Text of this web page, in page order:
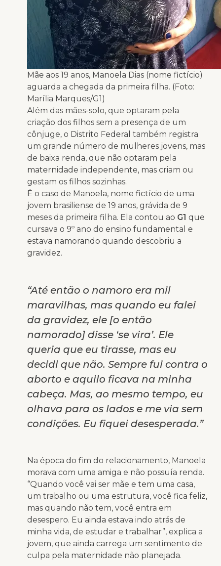
Mãe aos 19 anos, Manoela Dias (nome fictício)
aguarda a chegada da primeira filha. (Foto:
Marília Marques/G1)
Além das mães-solo, que optaram pela
criação dos filhos sem a presença de um
cônjuge, o Distrito Federal também registra
um grande número de mulheres jovens, mas
de baixa renda, que não optaram pela
maternidade independente, mas criam ou
gestam os filhos sozinhas.
É o caso de Manoela, nome fictício de uma
jovem brasiliense de 19 anos, grávida de 9
meses da primeira filha. Ela contou ao G1 que
cursava o 9º ano do ensino fundamental e
estava namorando quando descobriu a
gravidez.
“Até então o namoro era mil
maravilhas, mas quando eu falei
da gravidez, ele [o então
namorado] disse ‘se vira’. Ele
queria que eu tirasse, mas eu
decidi que não. Sempre fui contra o
aborto e aquilo ficava na minha
cabeça. Mas, ao mesmo tempo, eu
olhava para os lados e me via sem
condições. Eu fiquei desesperada.”
Na época do fim do relacionamento, Manoela
morava com uma amiga e não possuía renda.
“Quando você vai ser mãe e tem uma casa,
um trabalho ou uma estrutura, você fica feliz,
mas quando não tem, você entra em
desespero. Eu ainda estava indo atrás de
minha vida, de estudar e trabalhar”, explica a
jovem, que ainda carrega um sentimento de
culpa pela maternidade não planejada.